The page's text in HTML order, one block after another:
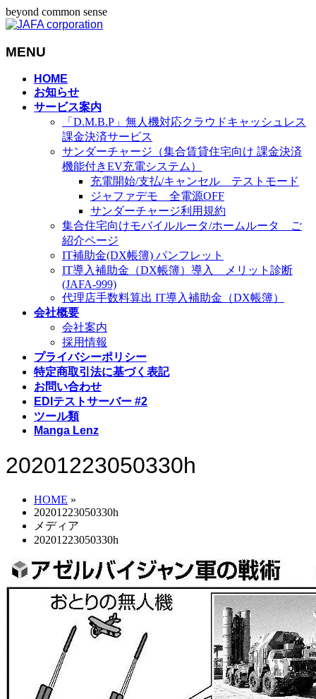
beyond common sense
MENU
HOME
お知らせ
サービス案内
「D.M.B.P」無人機対応クラウドキャッシュレス
課金決済サービス
サンダーチャージ（集合賃貸住宅向け 課金決済
機能付きEV充電システム）
充電開始/支払/キャンセル テストモード
ジャファデモ 全電源OFF
サンダーチャージ利用規約
集合住宅向けモバイルルータ/ホームルータ ご
紹介ページ
IT補助金(DX帳簿) パンフレット
IT導入補助金（DX帳簿）導入 メリット診断
(JAFA-999)
代理店手数料算出 IT導入補助金（DX帳簿）
会社概要
会社案内
採用情報
プライバシーポリシー
特定商取引法に基づく表記
お問い合わせ
EDIテストサーバー #2
ツール類
Manga Lenz
20201223050330h
HOME »
20201223050330h
メディア
20201223050330h